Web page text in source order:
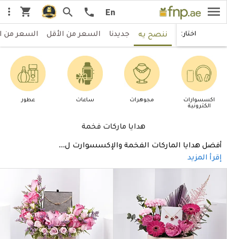
menu
En
call
search
shopping_cart
more_vert
اكسسوارات
الكترونية
مجوهرات ساعات عطور
هدايا ماركات فخمة
أفضل هدايا الماركات الفخمة والإكسسوارت ل...
إقرأ المزيد
اختار: ننصح يه جديدنا السعر من الأقل السعر من